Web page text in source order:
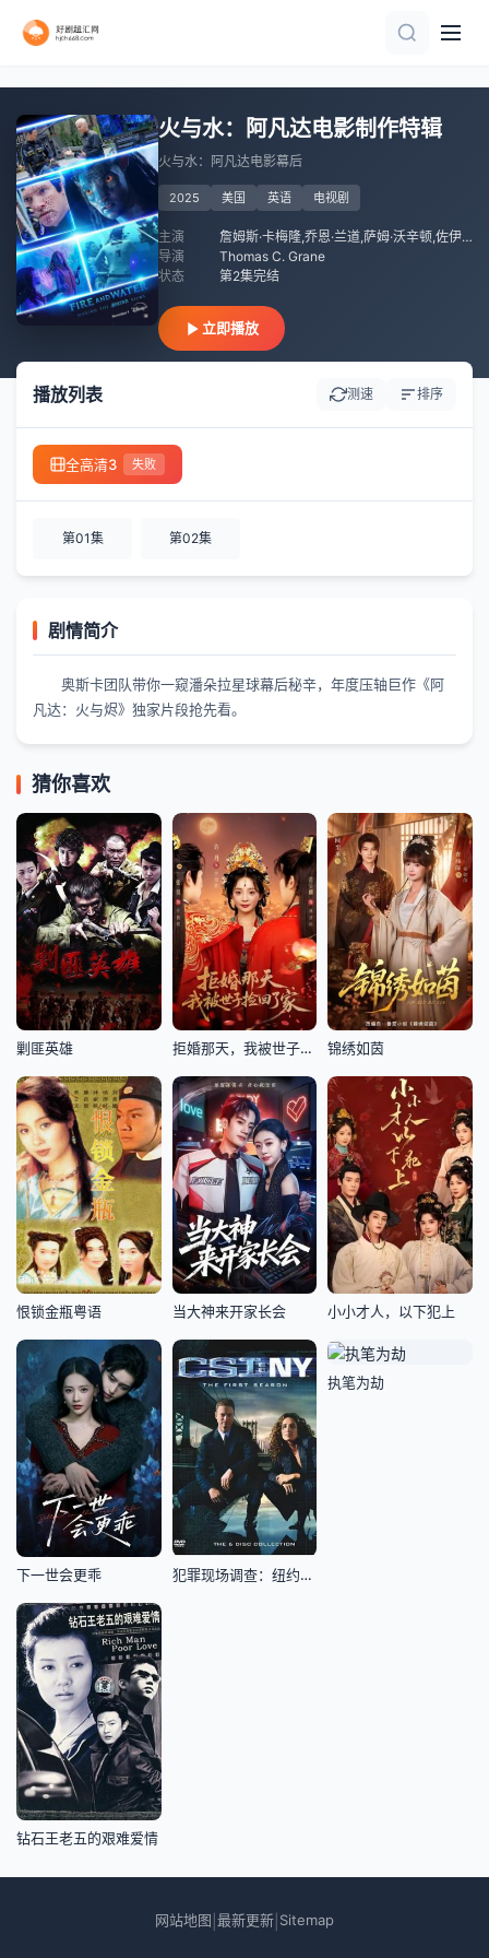
火与水：阿凡达电影制作特辑
火与水：阿凡达电影幕后
2025 美国 英语 电视剧
主演
詹姆斯·卡梅隆,乔恩·兰道,萨姆·沃辛顿,佐伊·索尔达娜,凯特·温斯莱特,西格妮·韦弗,史蒂芬·朗,克利夫·柯蒂斯
导演
Thomas C. Grane
状态
第2集完结
立即播放
播放列表 测速 排序
全高清3 失败
第01集 第02集
剧情简介
奥斯卡团队带你一窥潘朵拉星球幕后秘辛，年度压轴巨作《阿
凡达：火与烬》独家片段抢先看。
猜你喜欢
已完结
剿匪英雄
全集
拒婚那天，我被世子捡回了家
全集
锦绣如茵
完结
恨锁金瓶粤语
全集
当大神来开家长会
全集
小小才人，以下犯上
全集
下一世会更乖
已完结 共23集
犯罪现场调查：纽约第一季
第17集已完结
执笔为劫
已完结
钻石王老五的艰难爱情
网站地图 最新更新 Sitemap